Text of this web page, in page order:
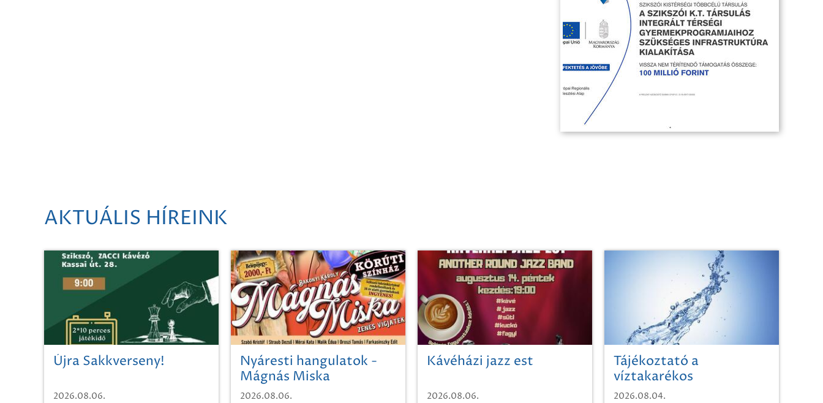
AKTUÁLIS HÍREINK
Újra Sakkverseny!
2026.08.06.
Nyáresti hangulatok -
Mágnás Miska
2026.08.06.
Kávéházi jazz est
2026.08.06.
Tájékoztató a
víztakarékos
vízhasználatról
2026.08.04.